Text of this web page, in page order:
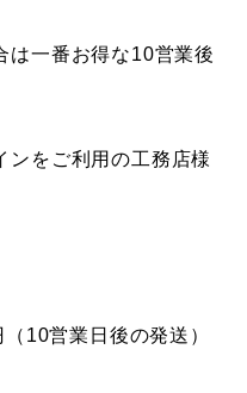
は一番お得な10営業後
ンをご利用の工務店様
10営業日後の発送）